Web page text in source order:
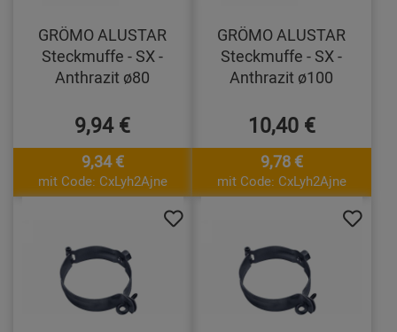
GRÖMO ALUSTAR
Steckmuffe - SX -
Anthrazit ø80
9,94 €
9,34 €
mit Code: CxLyh2Ajne
GRÖMO ALUSTAR
Steckmuffe - SX -
Anthrazit ø100
10,40 €
9,78 €
mit Code: CxLyh2Ajne